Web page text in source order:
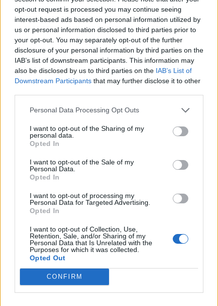
opt-out request is processed you may continue seeing
interest-based ads based on personal information utilized by
us or personal information disclosed to third parties prior to
your opt-out. You may separately opt-out of the further
disclosure of your personal information by third parties on the
IAB’s list of downstream participants. This information may
also be disclosed by us to third parties on the IAB’s List of
Downstream Participants that may further disclose it to other
Personal Data Processing Opt Outs
I want to opt-out of the Sharing of my
personal data.
Opted In
I want to opt-out of the Sale of my
Personal Data.
Opted In
I want to opt-out of processing my
Personal Data for Targeted Advertising.
Opted In
I want to opt-out of Collection, Use,
Retention, Sale, and/or Sharing of my
Personal Data that Is Unrelated with the
Purposes for which it was collected.
Opted Out
CONFIRM
In "Novi-Acqui-Ovada"
Venerdì a Novi in
funzione i bagni
In "Novi-Acqui-Ovada"
VALUTARE:
PRECEDENTE